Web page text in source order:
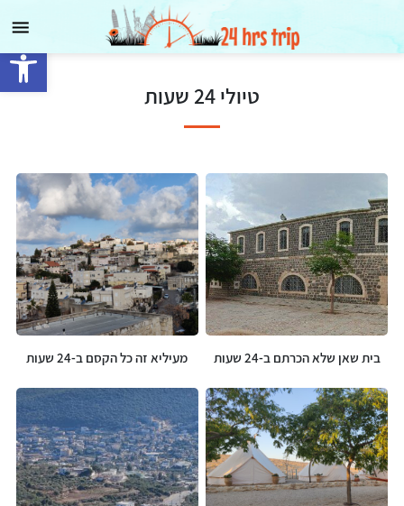
פתח
סרגל
בא לי גלובאלי
בתי מלון
24 המלצות
כתבות
המוצרים שלנו
טיולי 24 שעות
בית שאן שלא הכרתם ב-24 שעות מעיליא זה כל הקסם ב-24 שעות